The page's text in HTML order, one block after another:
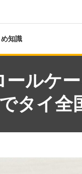
知識
ールケ
でタイ全